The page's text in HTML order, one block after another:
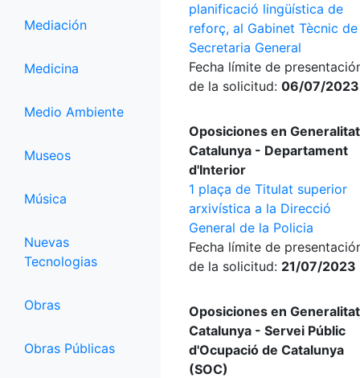
Mediación
Medicina
Medio Ambiente
Museos
Música
Nuevas
Tecnologias
Obras
Obras Públicas
planificació lingüística de
reforç, al Gabinet Tècnic
Secretaria General
Fecha límite de
de la solicitud: 06/07/2023
Oposiciones en
Catalunya - Departament
d'Interior
1 plaça de Titulat superior
arxivística a la Direcció
General de la Policia
Fecha límite de
de la solicitud: 21/07/2023
Oposiciones en
Catalunya - Servei Públic
d'Ocupació de Catalunya
(SOC)